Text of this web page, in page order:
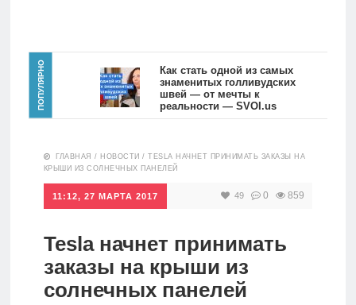
анализ
Видео
Сделано
Главная
Новости
Аналитика
Инвестиции
Дивиденды
ПОПУЛЯРНО
Как стать одной из самых
знаменитых голливудских
швей — от мечты к
реальности — SVOI.us
10552
ГЛАВНАЯ / НОВОСТИ /TESLA НАЧНЕТ ПРИНИМАТЬ ЗАКАЗЫ НА
КРЫШИ ИЗ СОЛНЕЧНЫХ ПАНЕЛЕЙ
11:12, 27 МАРТА 2017 49 0 859
Tesla начнет принимать
заказы на крыши из
солнечных панелей